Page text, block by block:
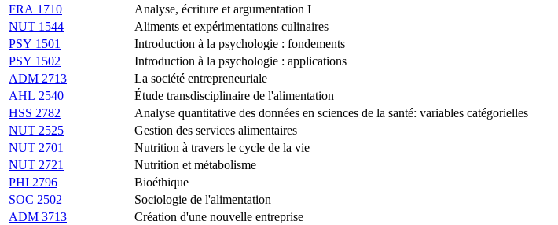
FRA 1710
Analyse, écriture et argumentation I
NUT 1544
Aliments et expérimentations culinaires
PSY 1501
Introduction à la psychologie : fondements
PSY 1502
Introduction à la psychologie : applications
ADM 2713
La société entrepreneuriale
AHL 2540
Étude transdisciplinaire de l'alimentation
HSS 2782
Analyse quantitative des données en sciences de la santé: variables catégorielles
NUT 2525
Gestion des services alimentaires
NUT 2701
Nutrition à travers le cycle de la vie
NUT 2721
Nutrition et métabolisme
PHI 2796
Bioéthique
SOC 2502
Sociologie de l'alimentation
ADM 3713
Création d'une nouvelle entreprise